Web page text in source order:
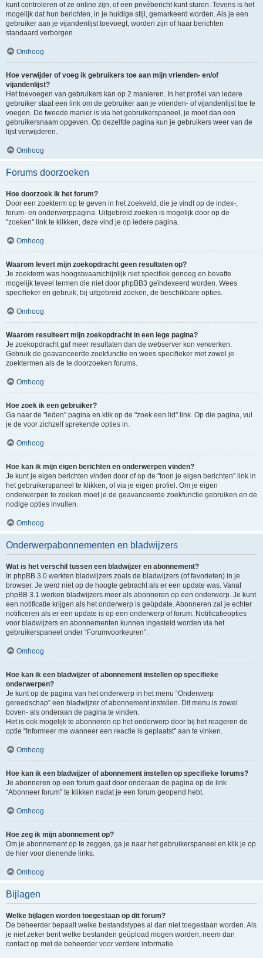
kunt controleren of ze online zijn, of een privébericht kunt sturen. Tevens is het
mogelijk dat hun berichten, in je huidige stijl, gemarkeerd worden. Als je een
gebruiker aan je vijandenlijst toevoegt, worden zijn of haar berichten
standaard verborgen.
Omhoog
Hoe verwijder of voeg ik gebruikers toe aan mijn vrienden- en/of
vijandenlijst?
Het toevoegen van gebruikers kan op 2 manieren. In het profiel van iedere
gebruiker staat een link om de gebruiker aan je vrienden- of vijandenlijst toe te
voegen. De tweede manier is via het gebruikerspaneel, je moet dan een
gebruikersnaam opgeven. Op dezelfde pagina kun je gebruikers weer van de
lijst verwijderen.
Omhoog
Forums doorzoeken
Hoe doorzoek ik het forum?
Door een zoekterm op te geven in het zoekveld, die je vindt op de index-,
forum- en onderwerppagina. Uitgebreid zoeken is mogelijk door op de
"zoeken" link te klikken, deze vind je op iedere pagina.
Omhoog
Waarom levert mijn zoekopdracht geen resultaten op?
Je zoekterm was hoogstwaarschijnlijk niet specifiek genoeg en bevatte
mogelijk teveel termen die niet door phpBB3 geïndexeerd worden. Wees
specifieker en gebruik, bij uitgebreid zoeken, de beschikbare opties.
Omhoog
Waarom resulteert mijn zoekopdracht in een lege pagina?
Je zoekopdracht gaf meer resultaten dan de webserver kon verwerken.
Gebruik de geavanceerde zoekfunctie en wees specifieker met zowel je
zoektermen als de te doorzoeken forums.
Omhoog
Hoe zoek ik een gebruiker?
Ga naar de "leden" pagina en klik op de "zoek een lid" link. Op die pagina, vul
je de voor zichzelf sprekende opties in.
Omhoog
Hoe kan ik mijn eigen berichten en onderwerpen vinden?
Je kunt je eigen berichten vinden door of op de "toon je eigen berichten" link in
het gebruikerspaneel te klikken, of via je eigen profiel. Om je eigen
onderwerpen te zoeken moet je de geavanceerde zoekfunctie gebruiken en de
nodige opties invullen.
Omhoog
Onderwerpabonnementen en bladwijzers
Wat is het verschil tussen een bladwijzer en abonnement?
In phpBB 3.0 werkten bladwijzers zoals de bladwijzers (of favorieten) in je
browser. Je werd niet op de hoogte gebracht als er een update was. Vanaf
phpBB 3.1 werken bladwijzers meer als abonneren op een onderwerp. Je kunt
een notificatie krijgen als het onderwerp is geüpdate. Abonneren zal je echter
notificeren als er een update is op een onderwerp of forum. Notificatieopties
voor bladwijzers en abonnementen kunnen ingesteld worden via het
gebruikerspaneel onder “Forumvoorkeuren”.
Omhoog
Hoe kan ik een bladwijzer of abonnement instellen op specifieke
onderwerpen?
Je kunt op de pagina van het onderwerp in het menu “Onderwerp
gereedschap” een bladwijzer of abonnement instellen. Dit menu is zowel
boven- als onderaan de pagina te vinden.
Het is ook mogelijk te abonneren op het onderwerp door bij het reageren de
optie “Informeer me wanneer een reactie is geplaatst” aan te vinken.
Omhoog
Hoe kan ik een bladwijzer of abonnement instellen op specifieke forums?
Je abonneren op een forum gaat door onderaan de pagina op de link
“Abonneer forum” te klikken nadat je een forum geopend hebt.
Omhoog
Hoe zeg ik mijn abonnement op?
Om je abonnement op te zeggen, ga je naar het gebruikerspaneel en klik je op
de hier voor dienende links.
Omhoog
Bijlagen
Welke bijlagen worden toegestaan op dit forum?
De beheerder bepaalt welke bestandstypes al dan niet toegestaan worden. Als
je niet zeker bent welke bestanden geüpload mogen worden, neem dan
contact op met de beheerder voor verdere informatie.